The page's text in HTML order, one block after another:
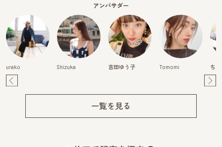
アンバサダー
urako Shizuka 吉田ゆう子 Tomomi ち
一覧を見る